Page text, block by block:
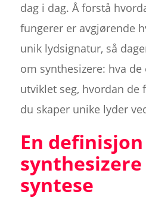
dag i dag. Å forstå
fungerer er avgjørende
unik lydsignatur, så
om synthesizere: hva
utviklet seg, hvordan de
du skaper unike lyder
En
synthesizere
syntese